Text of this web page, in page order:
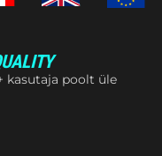
kasutaja poolt üle